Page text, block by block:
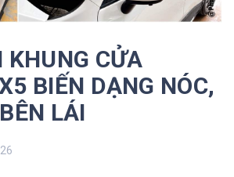
KHUNG CỬA
BIẾN DẠNG NÓC,
LÁI